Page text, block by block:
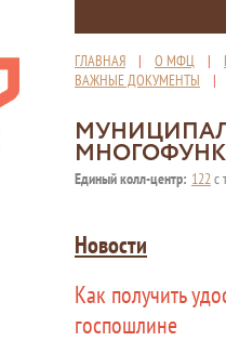
ГЛАВНАЯ | О МФЦ |
ВАЖНЫЕ ДОКУМЕНТЫ
Единый колл-центр: 122с
Новости
Как получить
госпошлине